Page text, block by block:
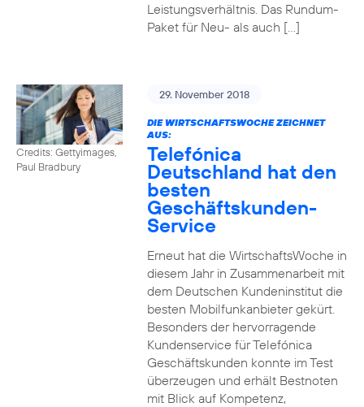
Leistungsverhältnis. Das Rundum-
Paket für Neu- als auch […]
Credits: Gettyimages,
Paul Bradbury
29. November 2018
DIE WIRTSCHAFTSWOCHE ZEICHNET
AUS:
Telefónica
Deutschland hat den
besten
Geschäftskunden-
Service
Erneut hat die WirtschaftsWoche in
diesem Jahr in Zusammenarbeit mit
dem Deutschen Kundeninstitut die
besten Mobilfunkanbieter gekürt.
Besonders der hervorragende
Kundenservice für Telefónica
Geschäftskunden konnte im Test
überzeugen und erhält Bestnoten
mit Blick auf Kompetenz,